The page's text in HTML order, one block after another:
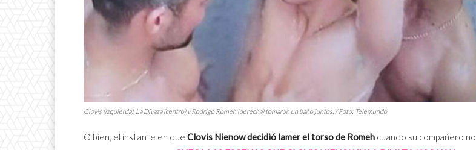
Clovis (izquierda), La Divaza (centro) y Rodrigo Romeh (derecha) tomaron un baño juntos. / Foto: Telemundo
O bien, el instante en que Clovis Nienow decidió lamer el torso de Romeh cuando su compañero no